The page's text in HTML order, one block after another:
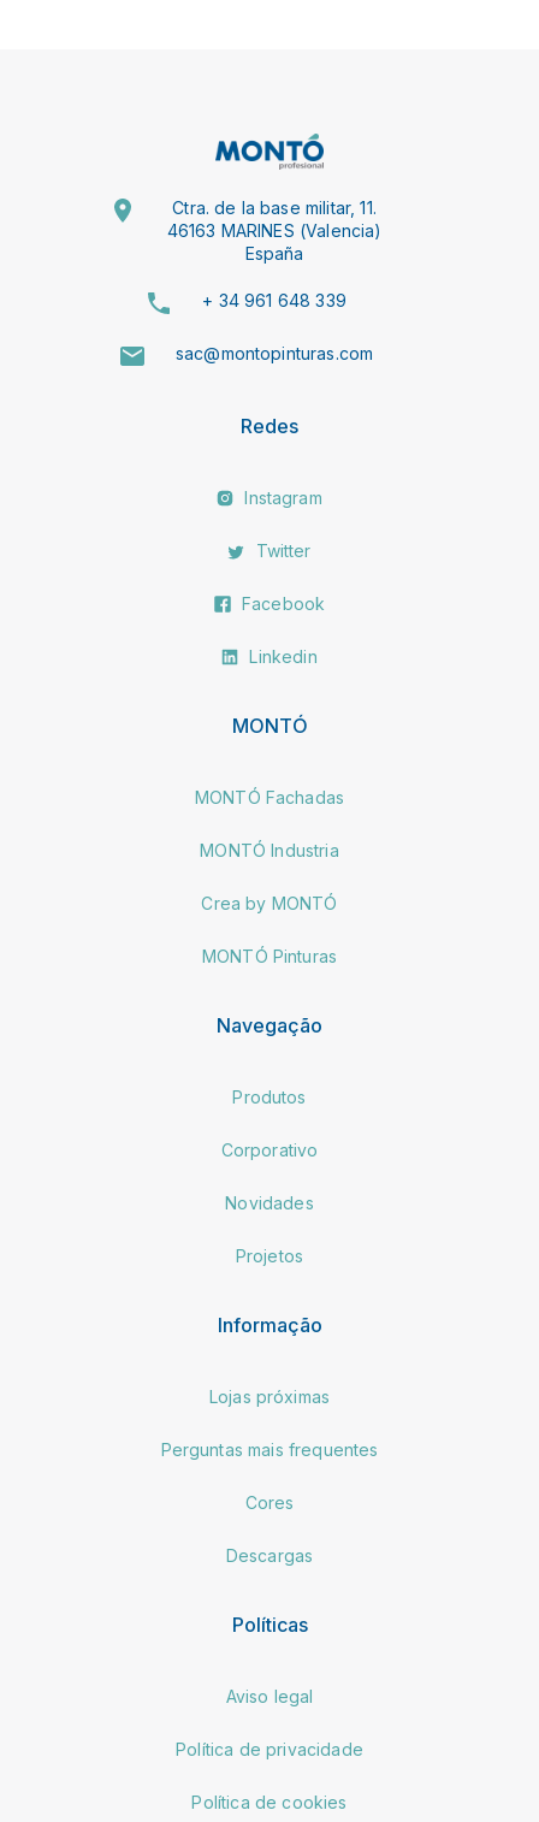
Ctra. de la base militar, 11.
46163 MARINES (Valencia)
España
+ 34 961 648 339
sac@montopinturas.com
Redes
Instagram
Twitter
Facebook
Linkedin
MONTÓ
MONTÓ Fachadas
MONTÓ Industria
Crea by MONTÓ
MONTÓ Pinturas
Navegação
Produtos
Corporativo
Novidades
Projetos
Informação
Lojas próximas
Perguntas mais frequentes
Cores
Descargas
Políticas
Aviso legal
Política de privacidade
Política de cookies